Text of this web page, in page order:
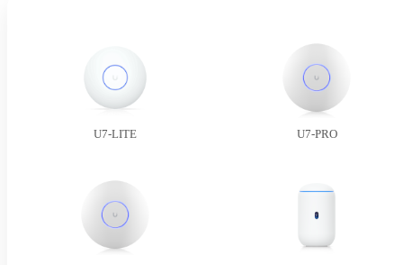
U7-LITE U7-PRO